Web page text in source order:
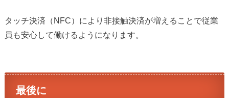
タッチ決済（NFC）により非接触決済が増えることで従業
員も安心して働けるようになります。
最後に